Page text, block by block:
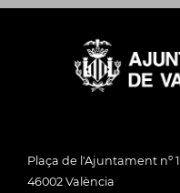
Plaça de l'Ajuntament nº 1
46002 València